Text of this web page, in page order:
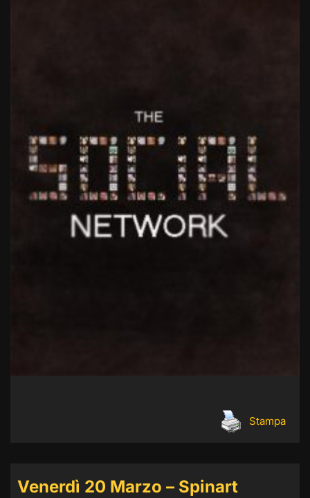
Stampa
Venerdì 20 Marzo – Spinart